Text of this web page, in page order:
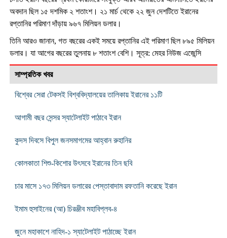
অবদান ছিল ১৫ দশমিক ২ শতাংশ। ২১ মার্চ থেকে ২২ জুন দেশটিতে ইরানের
রপ্তানির পরিমাণ দাঁড়ায় ৯৬৭ মিলিয়ন ডলার।
তিনি আরও জানান, গত বছরের একই সময়ে রপ্তানির এই পরিমাণ ছিল ৮৯৫ মিলিয়ন
ডলার। যা আগের বছরের তুলনায় ৮ শতাংশ বেশি। সূত্র: মেহর নিউজ এজেন্সি
সাম্প্রতিক খবর
বিশ্বের সেরা টেকসই বিশ্ববিদ্যালয়ের তালিকায় ইরানের ১১টি
আগামী বছর সেন্সর স্যাটেলাইট পাঠাবে ইরান
কুদস দিবসে বিপুল জনসমাগমের আহ্বান রুহানির
কোলকাতা শিশু-কিশোর উৎসবে ইরানের তিন ছবি
চার মাসে ১৭৩ মিলিয়ন ডলারের পেস্তাবাদাম রফতানি করেছে ইরান
ইমাম হুসাইনের (আ) চিরঞ্জীব মহাবিপ্লব-৪
জুনে মহাকাশে নাহিদ-১ স্যাটেলাইট পাঠাচ্ছে ইরান